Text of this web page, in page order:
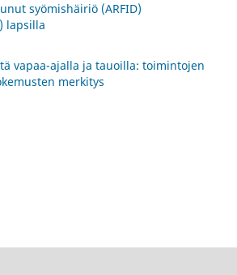
syömishäiriö (ARFID)
lapsilla
vapaa-ajalla ja tauoilla: toimintojen
merkitys